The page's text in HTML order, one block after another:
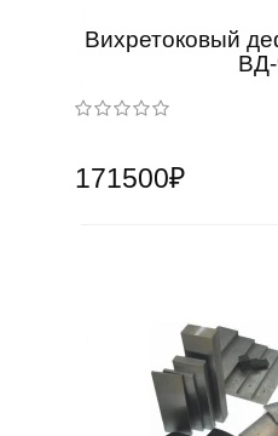
Вихретоковый
171500₽